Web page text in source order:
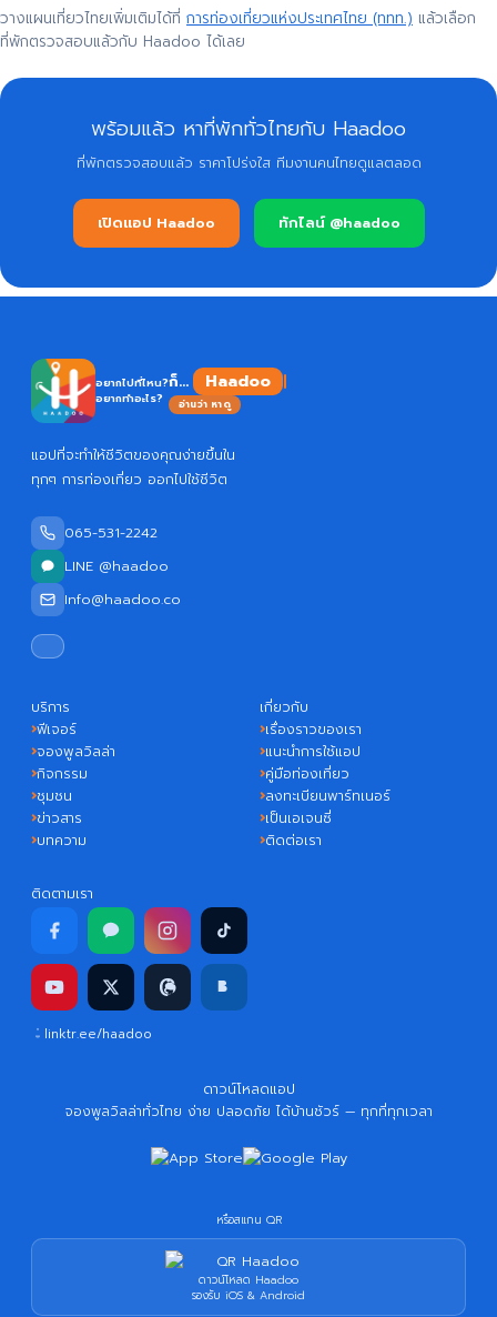
วางแผนเที่ยวไทยเพิ่มเติมได้ที่ การท่องเที่ยวแห่งประเทศไทย (ททท.) แล้วเลือก
ที่พักตรวจสอบแล้วกับ Haadoo ได้เลย
พร้อมแล้ว หาที่พักทั่วไทยกับ Haadoo
ที่พักตรวจสอบแล้ว ราคาโปร่งใส ทีมงานคนไทยดูแลตลอด
เปิดแอป Haadoo ทักไลน์ @haadoo
อยากไปที่ไหน?
อยากทำอะไร?
ก็... Haad
อ่านว่า หาดู
แอปที่จะทำให้ชีวิตของคุณง่ายขึ้นใน
ทุกๆ การท่องเที่ยว ออกไปใช้ชีวิต
065-531-2242
LINE @haadoo
Info@haadoo.co
บริการ
ฟีเจอร์
จองพูลวิลล่า
กิจกรรม
ชุมชน
ข่าวสาร
บทความ
เกี่ยวกับ
เรื่องราวของเรา
แนะนำการใช้แอป
คู่มือท่องเที่ยว
ลงทะเบียนพาร์ทเนอร์
เป็นเอเจนซี่
ติดต่อเรา
ติดตามเรา
linktr.ee/haadoo
ดาวน์โหลดแอป
จองพูลวิลล่าทั่วไทย ง่าย ปลอดภัย ได้บ้านชัวร์ — ทุกที่ทุกเวลา
หรือสแกน QR
ดาวน์โหลด Haadoo
รองรับ iOS & Android